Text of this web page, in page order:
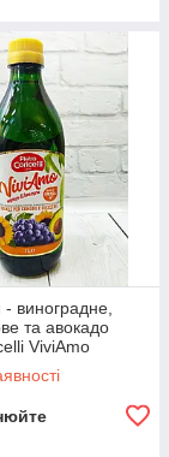
виноградне,
та авокадо
ViviAmo
Італія